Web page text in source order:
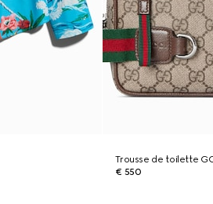
Trousse de toilette
€ 550